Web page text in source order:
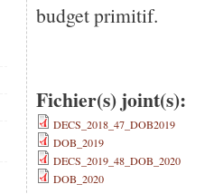
budget primitif.
Fichier(s) joint(s):
DECS_2018_47_DOB2019
DOB_2019
DECS_2019_48_DOB_2020
DOB_2020